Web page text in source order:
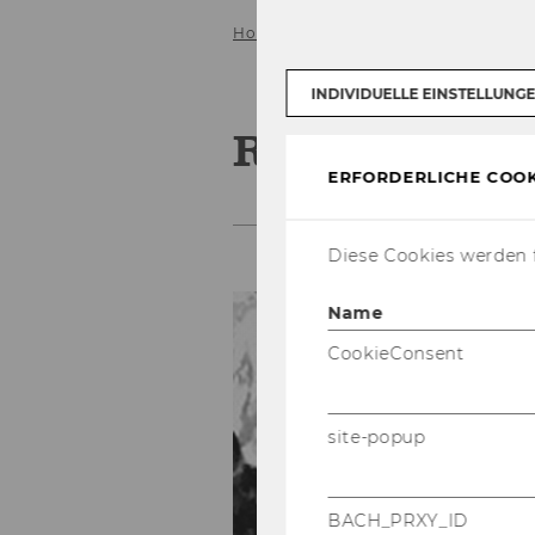
Home
Resch
INDIVIDUELLE
ERFORDERLICHE
Diese Cookies
Name
CookieConsent
site-popup
BACH_PRXY_ID